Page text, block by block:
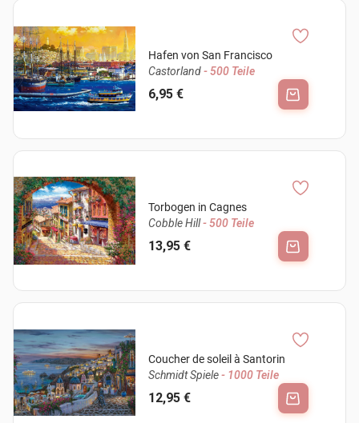
Hafen von San Francisco
Castorland- 500 Teile
6,95 €
Torbogen in Cagnes
Cobble Hill- 500 Teile
13,95 €
Coucher de soleil à Santorin
Schmidt Spiele- 1000 Teile
12,95 €